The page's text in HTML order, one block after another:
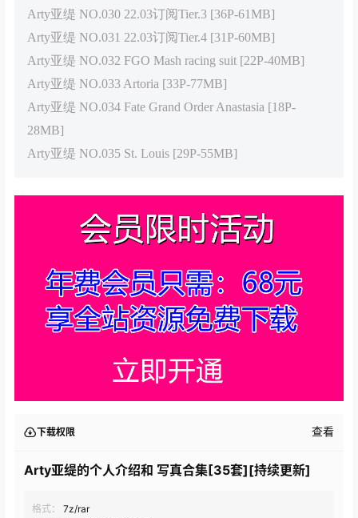
Arty亚缇 NO.030 22.03订阅Tier.3 [36P-61MB]
Arty亚缇 NO.031 22.03订阅Tier.4 [31P-60MB]
Arty亚缇 NO.032 FGO Mash racing suit [22P-40MB]
Arty亚缇 NO.033 Artoria [33P-77MB]
Arty亚缇 NO.034 Fate Grand Order Anastasia [18P-
28MB]
Arty亚缇 NO.035 St. Louis [29P-55MB]
下载权限 查看
Arty亚缇的个人介绍和 写真合集[35套][持续更新]
格式：
7z/rar